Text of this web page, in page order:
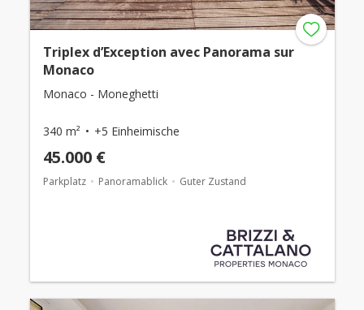
Triplex d’Exception avec Panorama sur
Monaco
Monaco - Moneghetti
340 m² +5 Einheimische
45.000 €
Parkplatz Panoramablick Guter Zustand